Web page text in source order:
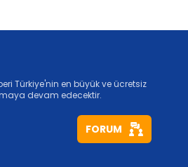
Türkiye'nin en büyük ve ücretsiz
devam edecektir.
FORUM